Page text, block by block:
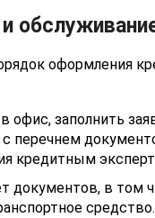
оформления
офис, заполнить
перечнем
кредитным
документов, в том
средство.